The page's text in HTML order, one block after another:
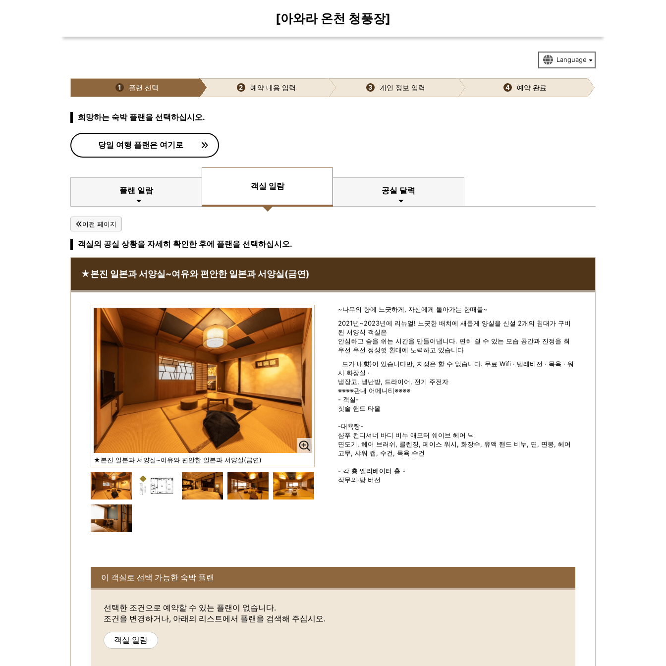
[아와라 온천 청풍장]
1 플랜 선택 2 예약 내용 입력 3 개인 정보 입력 4 예약 완료
희망하는 숙박 플랜을 선택하십시오.
당일 여행 플랜은 여기로
플랜 일람 객실 일람 공실 달력
이전 페이지
객실의 공실 상황을 자세히 확인한 후에 플랜을 선택하십시오.
★본진 일본과 서양실~여유와 편안한 일본과 서양실(금연)
★본진 일본과 서양실~여유와 편안한 일본과 서양실(금연)
~나무의 향에 느긋하게, 자신에게 돌아가는 한때를~
2021년~2023년에 리뉴얼! 느긋한 배치에 새롭게 양실을 신설 2개의 침대가 구비
된 서양식 객실은
안심하고 숨을 쉬는 시간을 만들어냅니다. 편히 쉴 수 있는 모습 공간과 진정을 최
우선 우선 정성껏 환대에 노력하고 있습니다
드가 내향)이 있습니다만, 지정은 할 수 없습니다. 무료 Wifi · 텔레비전 · 목욕 · 워
시 화장실 ·
냉장고, 냉난방, 드라이어, 전기 주전자
※※※※관내 어메니티※※※※
- 객실-
칫솔 핸드 타올
-대욕탕-
샴푸 컨디셔너 바디 비누 애프터 쉐이브 헤어 닉
면도기, 헤어 브러쉬, 클렌징, 페이스 워시, 화장수, 유액 핸드 비누, 면, 면봉, 헤어
고무, 샤워 캡, 수건, 목욕 수건
- 각 층 엘리베이터 홀 -
작무의·탕 버선
이 객실로 선택 가능한 숙박 플랜
선택한 조건으로 예약할 수 있는 플랜이 없습니다.
조건을 변경하거나, 아래의 리스트에서 플랜을 검색해 주십시오.
객실 일람